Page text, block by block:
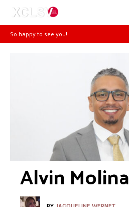
So happy to see you!
Alvin Molina